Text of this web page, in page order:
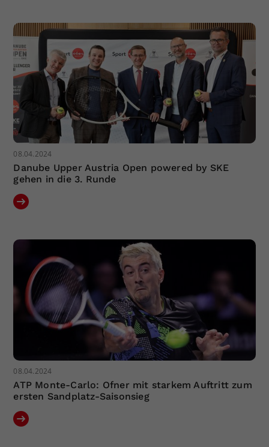
08.04.2024
Danube Upper Austria Open powered by SKE
gehen in die 3. Runde
08.04.2024
ATP Monte-Carlo: Ofner mit starkem Auftritt zum
ersten Sandplatz-Saisonsieg
Zweck
Einstellungen. Unter anderem eine
zufällig generierte ID, für die
historische Speicherung Ihrer
vorgenommen Einstellungen, falls der
Webseiten-Betreiber dies eingestellt
hat.